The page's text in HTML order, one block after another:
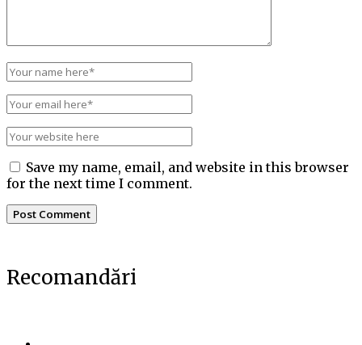
Save my name, email, and website in this browser
for the next time I comment.
Recomandări